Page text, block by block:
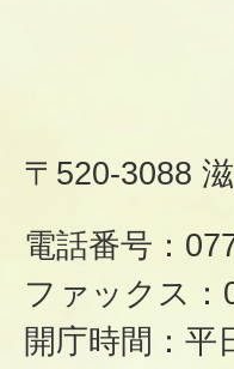
〒520-3088
電話番号：
ファックス：
開庁時間：平